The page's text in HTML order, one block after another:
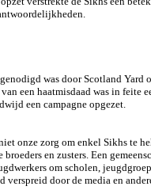
was door Scotland
een haatmisdaad was in
een campagne opgezet.
onze zorg om enkel Sikhs te
en zusters. Een
om scholen,
verspreid door de media en